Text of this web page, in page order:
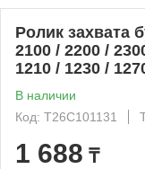
Ролик захвата
2100 / 2200 /
1210 / 1230 /
В наличии
Код: T26C101131
1 688 ₸